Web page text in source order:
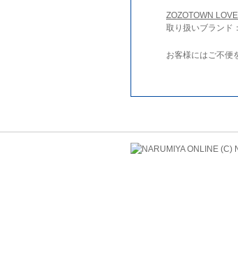
ZOZOTOWN
取り扱いブランド
お客様にはご不便